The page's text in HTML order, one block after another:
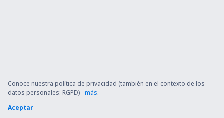
Conoce nuestra política de privacidad (también en el contexto de los
datos personales: RGPD) -más.
Aceptar